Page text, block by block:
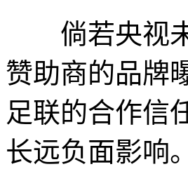
倘若央视未
赞助商的品牌
足联的合作信
长远负面影响。